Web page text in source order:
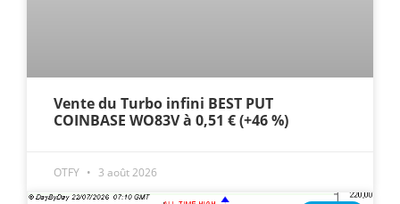
Vente du Turbo infini BEST PUT
COINBASE WO83V à 0,51 € (+46 %)
OTFY 3 août 2026